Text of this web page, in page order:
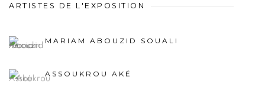
ARTISTES DE L'EXPOSITION
MARIAM ABOUZID SOUALI
ASSOUKROU AKÉ